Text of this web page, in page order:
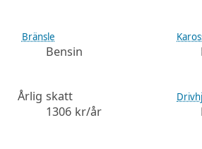
Bränsle
Bensin
Årlig skatt
1306 kr/år